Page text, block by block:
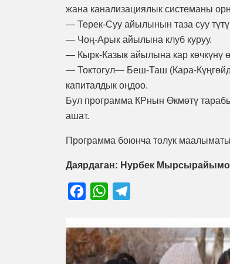
жана канализациялык системаны
— Терек-Суу айылынын таза суу
— Чоң-Арык айылына клуб куруу.
— Кырк-Казык айылына кар көчкүнү
— Токтогул— Беш-Таш (Кара-
капиталдык оңдоо.
Бул программа КРнын Өкмөтү
ашат.
Программа боюнча толук
Даярдаган: Нурбек
FacebookWhatsApp